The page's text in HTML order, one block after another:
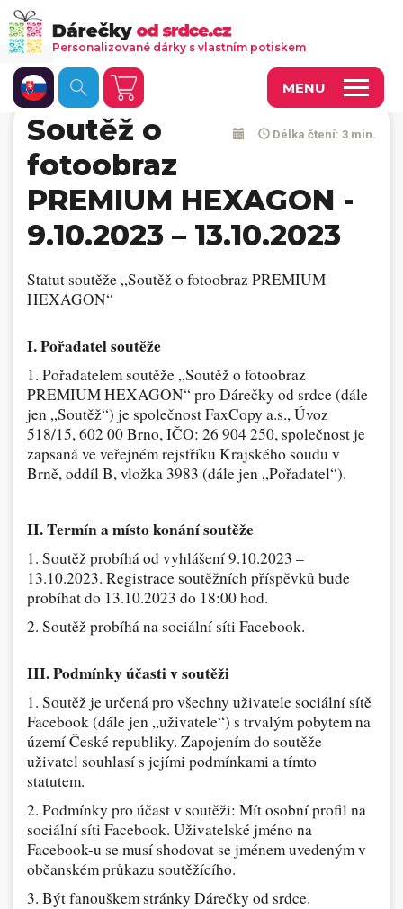
MENU
Fotoobrazy a dekorace
Kalendáře s vlastními fotkami
Trička a oděvy
Personalizované hry
Hrnečky a keramika
Tašky, vaky, ruksaky
Dárečky
PO-PÁ 8:00 - 16:00 napíšte nám
Úvod
Novinky Blog
Personalizované dárky s vlastním potiskem
Délka čtení: 3 min.
Soutěž o
fotoobraz
PREMIUM HEXAGON -
9.10.2023 – 13.10.2023
Statut soutěže „Soutěž o fotoobraz PREMIUM
HEXAGON“
I. Pořadatel soutěže
1. Pořadatelem soutěže „Soutěž o fotoobraz
PREMIUM HEXAGON“ pro Dárečky od srdce (dále
jen „Soutěž“) je společnost FaxCopy a.s., Úvoz
518/15, 602 00 Brno, IČO: 26 904 250, společnost je
zapsaná ve veřejném rejstříku Krajského soudu v
Brně, oddíl B, vložka 3983 (dále jen „Pořadatel“).
II. Termín a místo konání soutěže
1. Soutěž probíhá od vyhlášení 9.10.2023 –
13.10.2023. Registrace soutěžních příspěvků bude
probíhat do 13.10.2023 do 18:00 hod.
2. Soutěž probíhá na sociální síti Facebook.
III. Podmínky účasti v soutěži
1. Soutěž je určená pro všechny uživatele sociální sítě
Facebook (dále jen „uživatele“) s trvalým pobytem na
území České republiky. Zapojením do soutěže
uživatel souhlasí s jejími podmínkami a tímto
statutem.
2. Podmínky pro účast v soutěži: Mít osobní profil na
sociální síti Facebook. Uživatelské jméno na
Facebook-u se musí shodovat se jménem uvedeným v
občanském průkazu soutěžícího.
3. Být fanouškem stránky Dárečky od srdce.